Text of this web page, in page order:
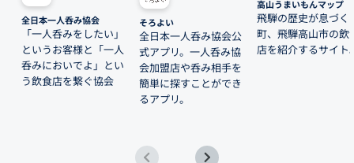
全日本一人呑み協会
「一人呑みをしたい」
というお客様と「一人
呑みにおいでよ」とい
う飲食店を繋ぐ協会
そろよい
全日本一人呑み協会公
式アプリ。一人呑み協
会加盟店や呑み相手を
簡単に探すことができ
るアプリ。
高山うまいもんマップ
飛騨の歴史が息づく
町、飛騨高山市の飲
店を紹介するサイト